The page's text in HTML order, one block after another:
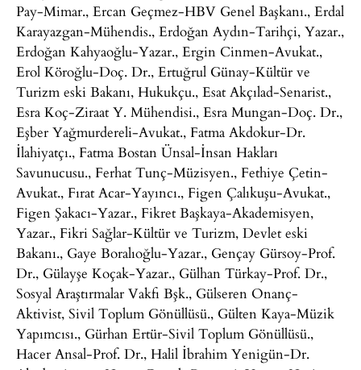
Pay-Mimar., Ercan Geçmez-HBV Genel Başkanı., Erdal
Karayazgan-Mühendis., Erdoğan Aydın-Tarihçi, Yazar.,
Erdoğan Kahyaoğlu-Yazar., Ergin Cinmen-Avukat.,
Erol Köroğlu-Doç. Dr., Ertuğrul Günay-Kültür ve
Turizm eski Bakanı, Hukukçu., Esat Akçılad-Senarist.,
Esra Koç-Ziraat Y. Mühendisi., Esra Mungan-Doç. Dr.,
Eşber Yağmurdereli-Avukat., Fatma Akdokur-Dr.
İlahiyatçı., Fatma Bostan Ünsal-İnsan Hakları
Savunucusu., Ferhat Tunç-Müzisyen., Fethiye Çetin-
Avukat., Fırat Acar-Yayıncı., Figen Çalıkuşu-Avukat.,
Figen Şakacı-Yazar., Fikret Başkaya-Akademisyen,
Yazar., Fikri Sağlar-Kültür ve Turizm, Devlet eski
Bakanı., Gaye Boralıoğlu-Yazar., Gençay Gürsoy-Prof.
Dr., Gülayşe Koçak-Yazar., Gülhan Türkay-Prof. Dr.,
Sosyal Araştırmalar Vakfı Bşk., Gülseren Onanç-
Aktivist, Sivil Toplum Gönüllüsü., Gülten Kaya-Müzik
Yapımcısı., Gürhan Ertür-Sivil Toplum Gönüllüsü.,
Hacer Ansal-Prof. Dr., Halil İbrahim Yenigün-Dr.